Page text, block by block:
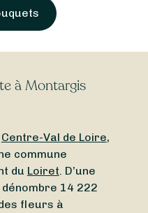
à Montargis
Centre-Val de Loire,
commune
du Loiret. D’une
14 222
fleurs à